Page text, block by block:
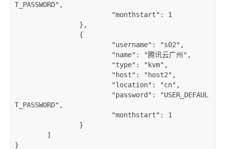
T_PASSWORD" ,
"monthstart" : 1
"username" : "s02" ,
"name" : "腾讯云广州" ,
"type" : "kvm" ,
"host" : "host2" ,
"location" : "cn" ,
"password" :
"USER_DEFAUL
T_PASSWORD" ,
"monthstart" : 1